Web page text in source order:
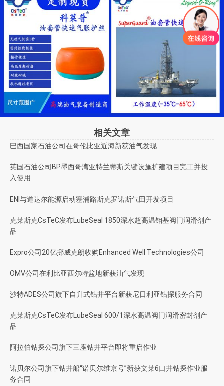
相关文章
巴西国家石油公司在哥伦比亚近海新获油气发现
英国石油公司BP墨西哥湾亚特兰蒂斯关键设施扩建项目完工并投
入使用
ENI与道达尔能源启动塞浦路斯克罗诺斯气田开发项目
克莱斯克CsTeC发布LubeSeal 1850深水超高温钼基阀门润滑剂产
品
Expro公司20亿挪威克朗收购Enhanced Well Technologies公司
OMV公司在利比亚西尔特盆地新获油气发现
沙特ADES公司旗下自升式钻井平台新获尼日利亚钻探服务合同
克莱斯克CsTeC发布LubeSeal 600/1深水高温阀门润滑密封剂产
品
阿拉伯钻探公司旗下三座钻井平台即将重启作业
诺贝尔公司旗下钻井船“诺贝尔维京号”新获文莱6口井钻探作业服
务合同